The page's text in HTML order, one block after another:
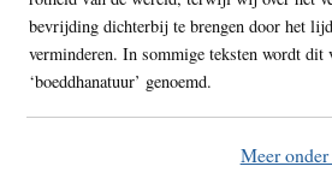
bevrijding dichterbij te brengen door het
verminderen. In sommige teksten wordt dit
‘boeddhanatuur’ genoemd.
Meer